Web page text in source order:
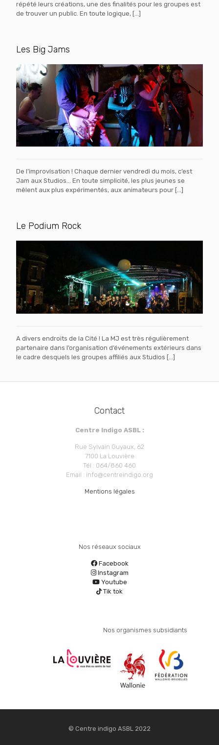
répété leurs créations, une des finalités pour les groupes est
de trouver un public. En toute logique, […]
Les Big Jams
De l’improvisation ! Chaque dernier vendredi du mois, c’est
Jam aux Studios… En toute simplicité, les plus jeunes se
mêlent aux plus expérimentés, aux animateurs pour […]
Le Podium Rock
A divers endroits de la Cité ! La MJ est très régulièrement
partenaire dans l’organisation d’événements extérieurs dans
le cadre desquels les groupes affiliés aux Studios […]
Contact
Centre Indigo ASBL :
Rue Sylvain Guyaux, 62
7100 La Louvière
Tél : 064/860 460
Email : info@centreindigo.org
Mentions légales
Nos réseaux sociaux
Facebook
Instagram
Youtube
Tik tok
Nos organismes subsidiants
© Centre indigo ASBL 2022